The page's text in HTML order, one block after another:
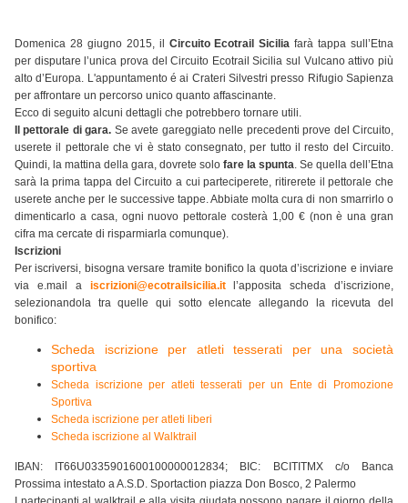
Domenica 28 giugno 2015, il Circuito Ecotrail Sicilia farà tappa sull’Etna
per disputare l’unica prova del Circuito Ecotrail Sicilia sul Vulcano attivo più
alto d’Europa. L'appuntamento é ai Crateri Silvestri presso Rifugio Sapienza
per affrontare un percorso unico quanto affascinante.
Ecco di seguito alcuni dettagli che potrebbero tornare utili.
Il pettorale di gara. Se avete gareggiato nelle precedenti prove del Circuito,
userete il pettorale che vi è stato consegnato, per tutto il resto del Circuito.
Quindi, la mattina della gara, dovrete solo fare la spunta. Se quella dell’Etna
sarà la prima tappa del Circuito a cui parteciperete, ritirerete il pettorale che
userete anche per le successive tappe. Abbiate molta cura di non smarrirlo o
dimenticarlo a casa, ogni nuovo pettorale costerà 1,00 € (non è una gran
cifra ma cercate di risparmiarla comunque).
Iscrizioni
Per iscriversi, bisogna versare tramite bonifico la quota d’iscrizione e inviare
via e.mail a iscrizioni@ecotrailsicilia.it
l’apposita scheda d’iscrizione,
selezionandola tra quelle qui sotto elencate allegando la ricevuta del
bonifico:
Scheda iscrizione per atleti tesserati per una società
sportiva
Scheda iscrizione per atleti tesserati per un Ente di Promozione
Sportiva
Scheda iscrizione per atleti liberi
Scheda iscrizione al Walktrail
IBAN: IT66U0335901600100000012834; BIC: BCITITMX c/o Banca
Prossima intestato a A.S.D. Sportaction piazza Don Bosco, 2 Palermo